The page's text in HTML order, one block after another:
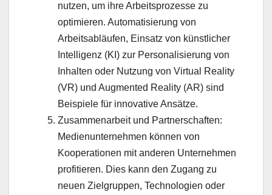
nutzen, um ihre Arbeitsprozesse zu
optimieren. Automatisierung von
Arbeitsabläufen, Einsatz von künstlicher
Intelligenz (KI) zur Personalisierung von
Inhalten oder Nutzung von Virtual Reality
(VR) und Augmented Reality (AR) sind
Beispiele für innovative Ansätze.
Zusammenarbeit und Partnerschaften:
Medienunternehmen können von
Kooperationen mit anderen Unternehmen
profitieren. Dies kann den Zugang zu
neuen Zielgruppen, Technologien oder